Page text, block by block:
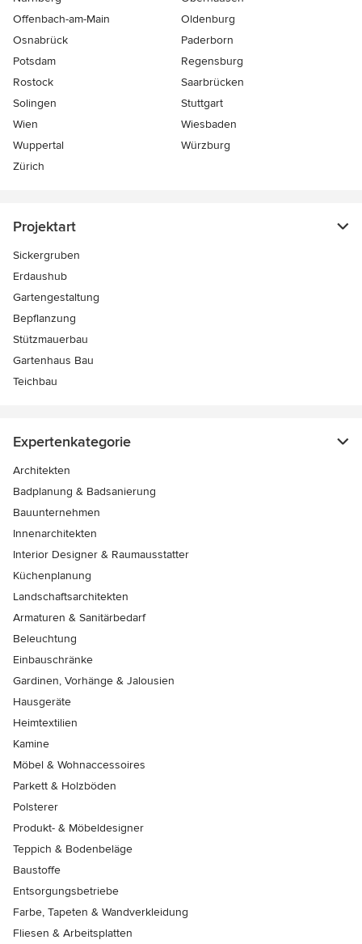
Offenbach-am-Main
Oldenburg
Osnabrück
Paderborn
Potsdam
Regensburg
Rostock
Saarbrücken
Solingen
Stuttgart
Wien
Wiesbaden
Wuppertal
Würzburg
Zürich
Projektart
Sickergruben
Erdaushub
Gartengestaltung
Bepflanzung
Stützmauerbau
Gartenhaus Bau
Teichbau
Expertenkategorie
Architekten
Badplanung & Badsanierung
Bauunternehmen
Innenarchitekten
Interior Designer & Raumausstatter
Küchenplanung
Landschaftsarchitekten
Armaturen & Sanitärbedarf
Beleuchtung
Einbauschränke
Gardinen, Vorhänge & Jalousien
Hausgeräte
Heimtextilien
Kamine
Möbel & Wohnaccessoires
Parkett & Holzböden
Polsterer
Produkt- & Möbeldesigner
Teppich & Bodenbeläge
Baustoffe
Entsorgungsbetriebe
Farbe, Tapeten & Wandverkleidung
Fliesen & Arbeitsplatten